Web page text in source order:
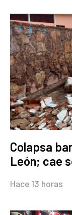
Colapsa
León; cae
Hace 13 horas